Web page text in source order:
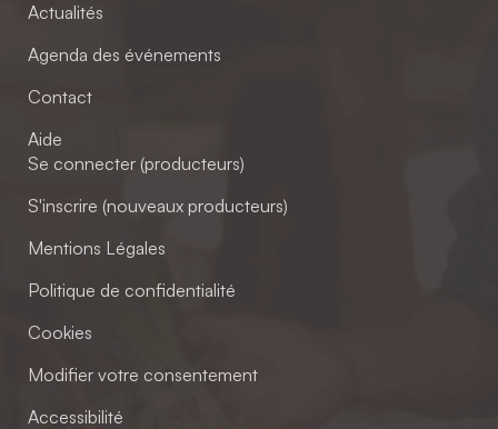
Actualités
Agenda des événements
Contact
Aide
Se connecter (producteurs)
S'inscrire (nouveaux producteurs)
Mentions Légales
Politique de confidentialité
Cookies
Modifier votre consentement
Accessibilité